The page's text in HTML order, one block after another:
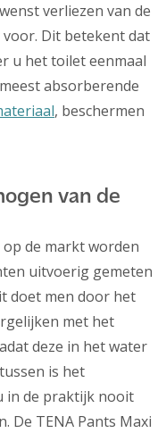
verliezen van de
Dit betekent dat
u het toilet eenmaal
absorberende
, beschermen
van de
de markt worden
uitvoerig gemeten
doet men door het
met het
deze in het water
is het
in de praktijk nooit
De TENA Pants Maxi